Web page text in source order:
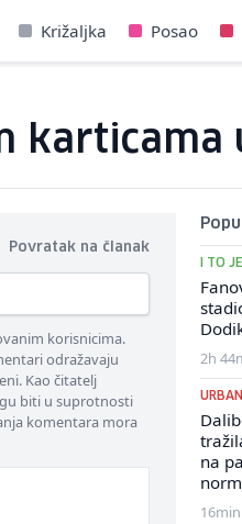
Križaljka Posao
karticama
Povratak na članak
korisnicima.
odražavaju
Kao čitatelj
biti u suprotnosti
komentara mora
I TO
2h
na
16min